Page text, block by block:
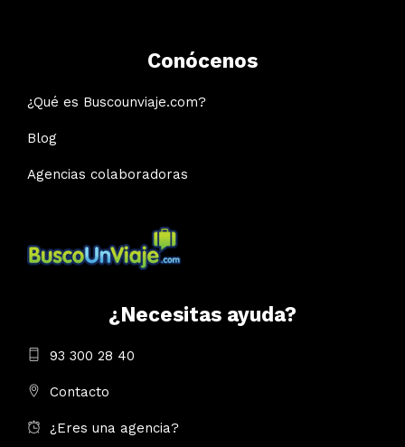
Conócenos
¿Qué es Buscounviaje.com?
Blog
Agencias colaboradoras
¿Necesitas ayuda?
93 300 28 40
Contacto
¿Eres una agencia?